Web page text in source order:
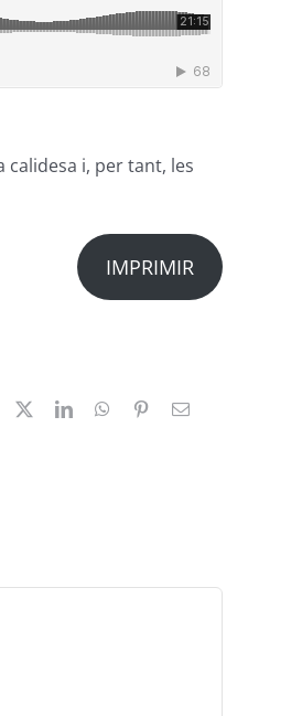
calidesa i, per tant, les
IMPRIMIR